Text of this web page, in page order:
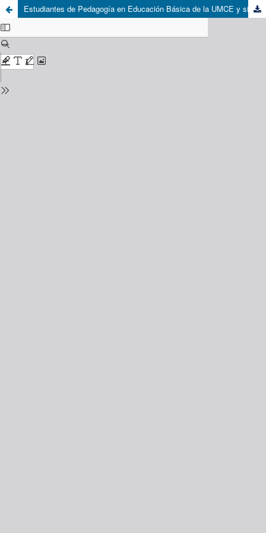
Estudiantes de Pedagogía en Educación Básica de la UMCE y significación de su rol docente dentro de un programa de integración escolar